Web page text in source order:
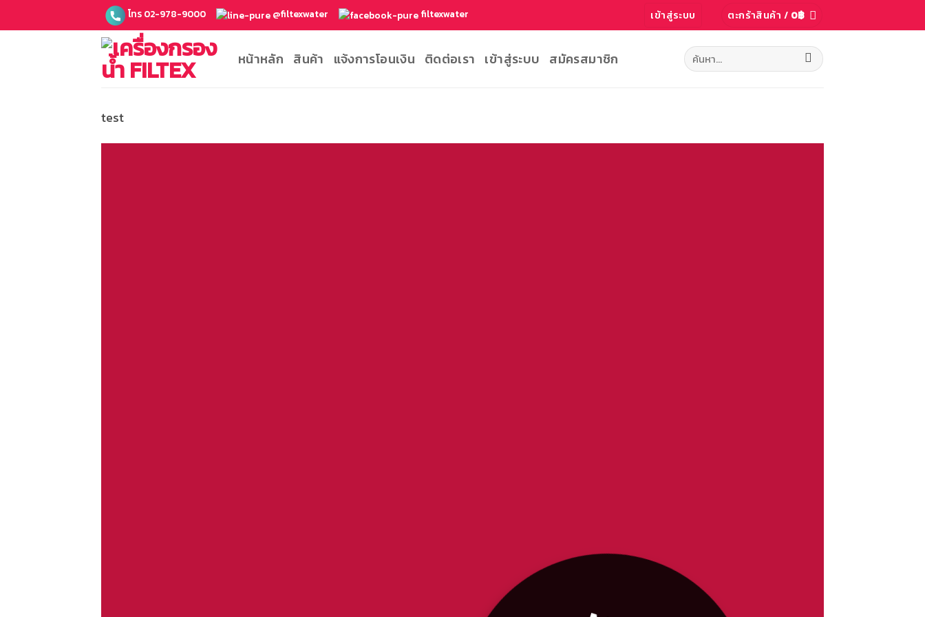
ไป
โทร 02-978-9000 @filtexwater filtexwater เข้าสู่ระบบ ตะกร้าสินค้า / 0฿
หน้าหลัก สินค้า แจ้งการโอนเงิน ติดต่อเรา เข้าสู่ระบบ สมัครสมาชิก ค้นหา:
test